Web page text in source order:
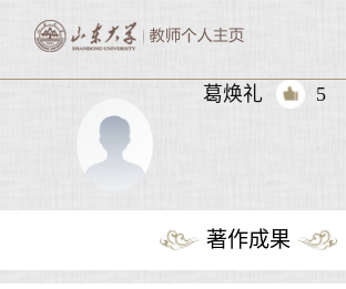
葛焕礼 5
著作成果